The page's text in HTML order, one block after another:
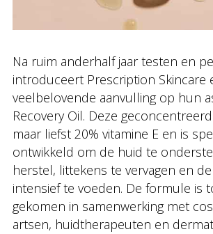
Na ruim anderhalf jaar testen en
introduceert Prescription Skincare
veelbelovende aanvulling op hun
Recovery Oil. Deze
maar liefst 20% vitamine E en is
ontwikkeld om de huid te
herstel, littekens te vervagen en
intensief te voeden. De formule is
gekomen in samenwerking met
artsen, huidtherapeuten en